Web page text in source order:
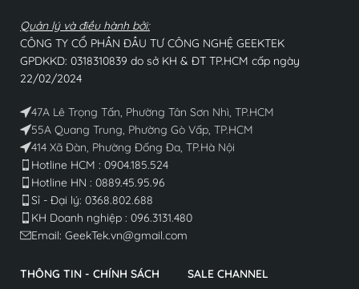
Quản lý và điều hành bởi:
CÔNG TY CỔ PHẦN ĐẦU TƯ CÔNG NGHỆ GEEKTEK
GPDKKD: 0318310839 do sở KH & ĐT TP.HCM cấp ngày
22/02/2024
47A Lê Trọng Tấn, Phường Tân Sơn Nhì, TP.HCM
55A Quang Trung, Phường Gò Vấp, TP.HCM
414 Xã Đàn, Phường Đống Đa, TP.Hà Nội
Hotline HCM : 0904.185.524
Hotline HN : 0889.45.95.96
Sỉ - Đại lý: 0368.802.688​
KH Doanh nghiệp : 096.3131.480
Email: GeekTek.vn@gmail.com
THÔNG TIN - CHÍNH SÁCH
SALE CHANNEL